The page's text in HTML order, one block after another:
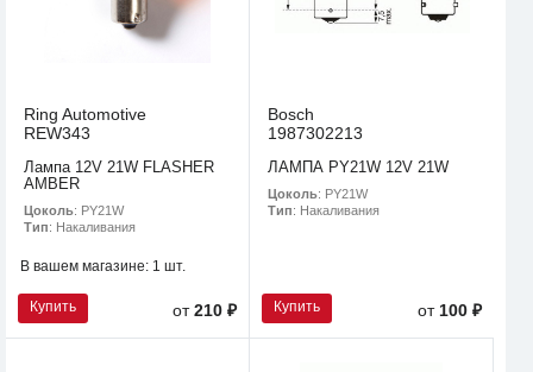
Ring Automotive
REW343
Лампа 12V 21W FLASHER
AMBER
Цоколь: PY21W
Тип: Накаливания
В вашем магазине: 1 шт.
Купить от210 ₽
Bosch
1987302213
ЛАМПА PY21W 12V 21W
Цоколь: PY21W
Тип: Накаливания
Купить от 100 ₽